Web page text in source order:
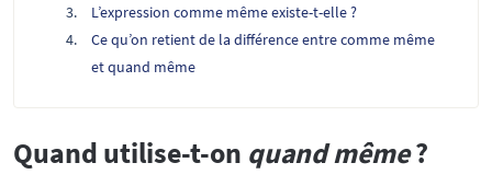
L’expression comme même existe-t-elle ?
Ce qu’on retient de la différence entre comme même
et quand même
Quand utilise-t-on quand même?